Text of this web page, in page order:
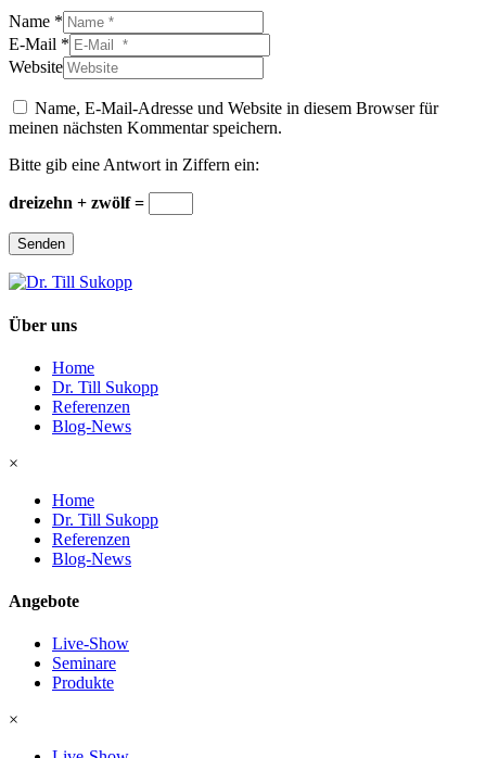
Name *
E-Mail *
Website
Name, E-Mail-Adresse und Website in diesem Browser für
meinen nächsten Kommentar speichern.
Bitte gib eine Antwort in Ziffern ein:
dreizehn + zwölf =
Senden
Über uns
Home
Dr. Till Sukopp
Referenzen
Blog-News
×
Home
Dr. Till Sukopp
Referenzen
Blog-News
Angebote
Live-Show
Seminare
Produkte
×